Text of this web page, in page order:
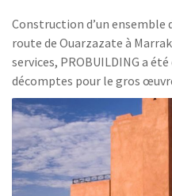
Construction d’un ensemble
route de Ouarzazate à
services, PROBUILDING a
décomptes pour le gros